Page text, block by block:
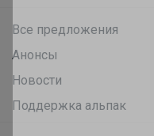
Все предложения
Анонсы
Новости
Поддержка альпак